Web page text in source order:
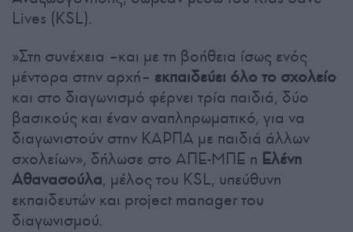
Lives (KSL).
»Στη συνέχεια –και με τη βοήθεια ίσως ενός
μέντορα στην αρχή– εκπαιδεύει όλο το σχολείο
και στο διαγωνισμό φέρνει τρία παιδιά, δύο
βασικούς και έναν αναπληρωματικό, για να
διαγωνιστούν στην ΚΑΡΠΑ με παιδιά άλλων
σχολείων», δήλωσε στο ΑΠΕ-ΜΠΕ η Ελένη
Αθανασούλα, μέλος του KSL, υπεύθυνη
εκπαιδευτών και project manager του
διαγωνισμού.